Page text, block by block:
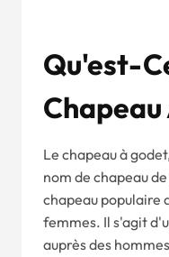
Qu'est-
Chapeau
Le chapeau à
nom de chapeau
chapeau populaire
femmes. Il s'agit
auprès des